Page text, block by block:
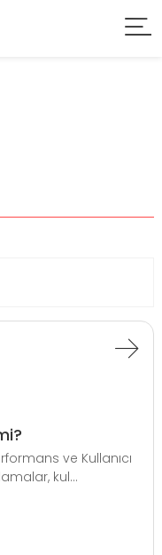
ve Kullanıcı
kul...